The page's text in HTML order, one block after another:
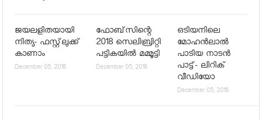
ജയലളിതയായി
നിത്യ- ഫസ്റ്റ്‌ലുക്ക്
കാണാം
December 05, 2018
ഫോബ്‌സിന്റെ
2018 സെലിബ്രിറ്റി
പട്ടികയില്‍ മമ്മൂട്ടി
December 05, 2018
ഒടിയനിലെ
മോഹൻലാൽ
പാടിയ നാടൻ
പാട്ട്- ലിറിക്
വീഡിയോ
December 05, 2018